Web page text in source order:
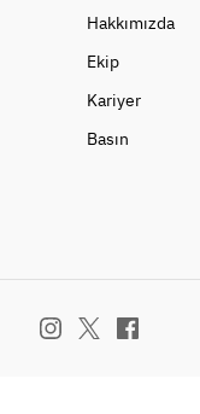
Hakkımızda
Ekip
Kariyer
Basın